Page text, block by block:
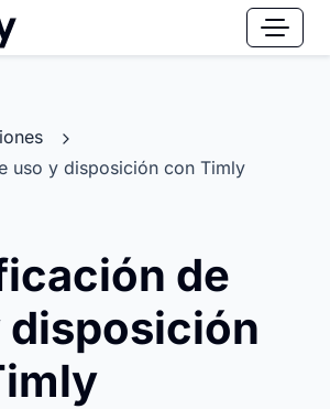
uso y disposición con Timly
de
disposición